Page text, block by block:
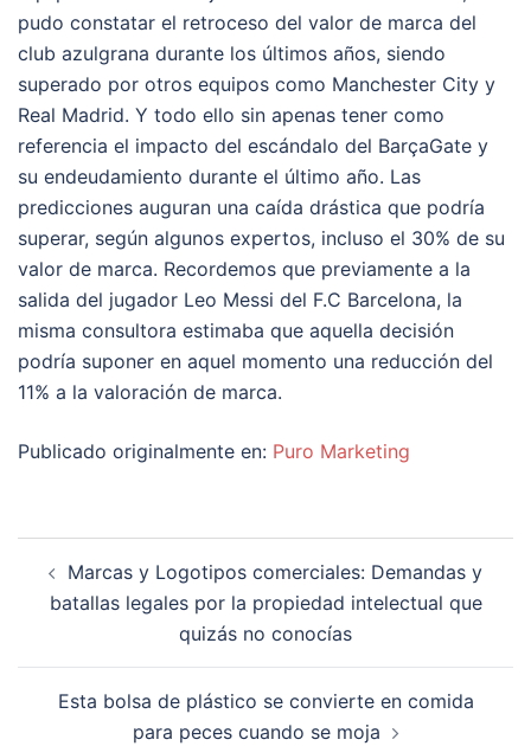
pudo constatar el retroceso del valor de marca del
club azulgrana durante los últimos años, siendo
superado por otros equipos como Manchester City y
Real Madrid. Y todo ello sin apenas tener como
referencia el impacto del escándalo del BarçaGate y
su endeudamiento durante el último año. Las
predicciones auguran una caída drástica que podría
superar, según algunos expertos, incluso el 30% de su
valor de marca. Recordemos que previamente a la
salida del jugador Leo Messi del F.C Barcelona, la
misma consultora estimaba que aquella decisión
podría suponer en aquel momento una reducción del
11% a la valoración de marca.
Publicado originalmente en: Puro Marketing
de
entradas
Marcas y Logotipos comerciales: Demandas y
batallas legales por la propiedad intelectual que
quizás no conocías
Esta bolsa de plástico se convierte en comida
para peces cuando se moja